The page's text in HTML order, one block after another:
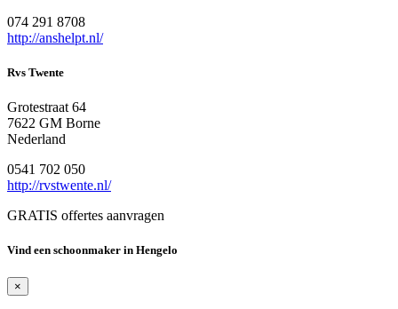
074 291 8708
http://anshelpt.nl/
Rvs Twente
Grotestraat 64
7622 GM Borne
Nederland
0541 702 050
http://rvstwente.nl/
GRATIS offertes aanvragen
Vind een schoonmaker in Hengelo
×